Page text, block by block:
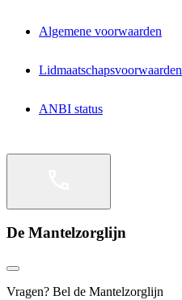
Algemene voorwaarden
Lidmaatschapsvoorwaarden
ANBI status
De Mantelzorglijn
Vragen? Bel de Mantelzorglijn